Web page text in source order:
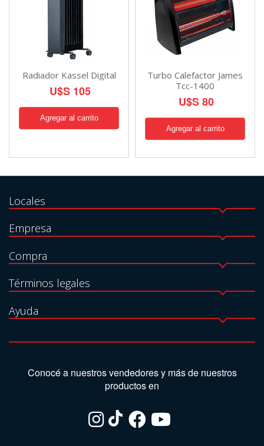
Radiador Kassel Digital
U$S 105
Turbo Calefactor James
Tcc-1400
U$S 80
Locales
Empresa
Compra
Términos legales
Ayuda
Conocé a nuestros vendedores y más de nuestros
productos en